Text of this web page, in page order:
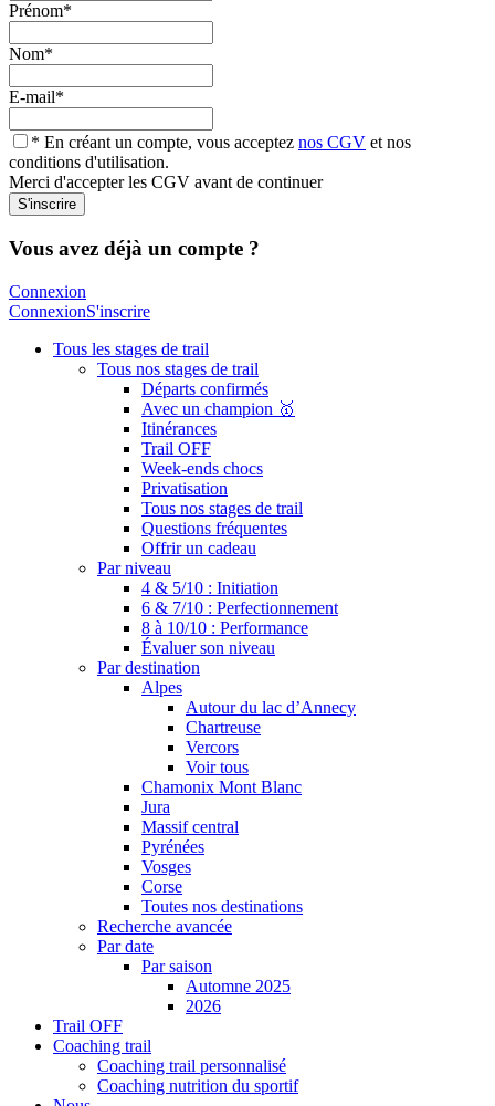
Prénom*
Nom*
E-mail*
* En créant un compte, vous acceptez nos CGV et nos
conditions d'utilisation.
Merci d'accepter les CGV avant de continuer
Vous avez déjà un compte ?
Connexion
ConnexionS'inscrire
Tous les stages de trail
Tous nos stages de trail
Départs confirmés
Avec un champion 🥇
Itinérances
Trail OFF
Week-ends chocs
Privatisation
Tous nos stages de trail
Questions fréquentes
Offrir un cadeau
Par niveau
4 & 5/10 : Initiation
6 & 7/10 : Perfectionnement
8 à 10/10 : Performance
Évaluer son niveau
Par destination
Alpes
Autour du lac d’Annecy
Chartreuse
Vercors
Voir tous
Chamonix Mont Blanc
Jura
Massif central
Pyrénées
Vosges
Corse
Toutes nos destinations
Recherche avancée
Par date
Par saison
Automne 2025
2026
Trail OFF
Coaching trail
Coaching trail personnalisé
Coaching nutrition du sportif